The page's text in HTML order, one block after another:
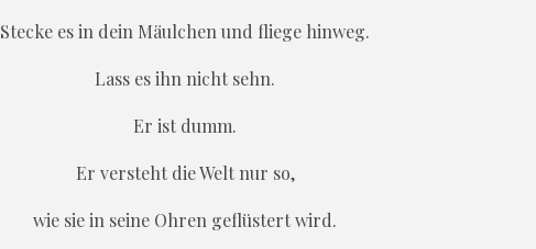
Stecke es in dein Mäulchen und fliege hinweg.
Lass es ihn nicht sehn.
Er ist dumm.
Er versteht die Welt nur so,
wie sie in seine Ohren geflüstert wird.